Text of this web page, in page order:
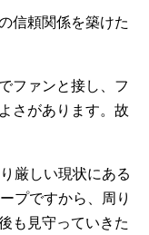
信頼関係を築けた
ファンと接し、フ
さがあります。故
厳しい現状にある
プですから、周り
も見守っていきた